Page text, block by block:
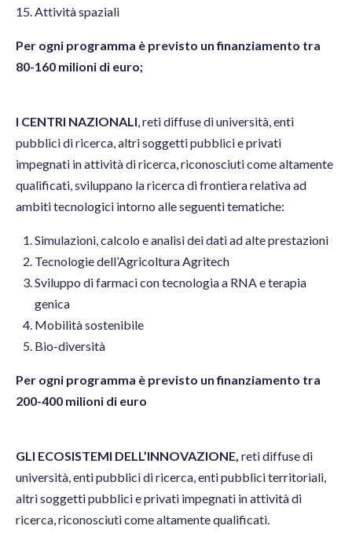
Attività spaziali
Per ogni programma è previsto un finanziamento tra
80-160 milioni di euro;
I CENTRI NAZIONALI , reti diffuse di università, enti
pubblici di ricerca, altri soggetti pubblici e privati
impegnati in attività di ricerca, riconosciuti come altamente
qualificati, sviluppano la ricerca di frontiera relativa ad
ambiti tecnologici intorno alle seguenti tematiche:
Simulazioni, calcolo e analisi dei dati ad alte prestazioni
Tecnologie dell’Agricoltura Agritech
Sviluppo di farmaci con tecnologia a RNA e terapia
genica
Mobilità sostenibile
Bio-diversità
Per ogni programma è previsto un finanziamento tra
200-400 milioni di euro
GLI ECOSISTEMI DELL’INNOVAZIONE, reti diffuse di
università, enti pubblici di ricerca, enti pubblici territoriali,
altri soggetti pubblici e privati impegnati in attività di
ricerca, riconosciuti come altamente qualificati.